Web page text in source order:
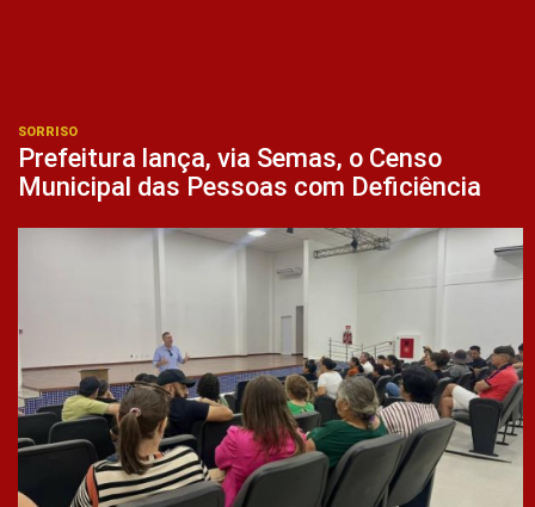
SORRISO
Prefeitura lança, via Semas, o Censo
Municipal das Pessoas com Deficiência